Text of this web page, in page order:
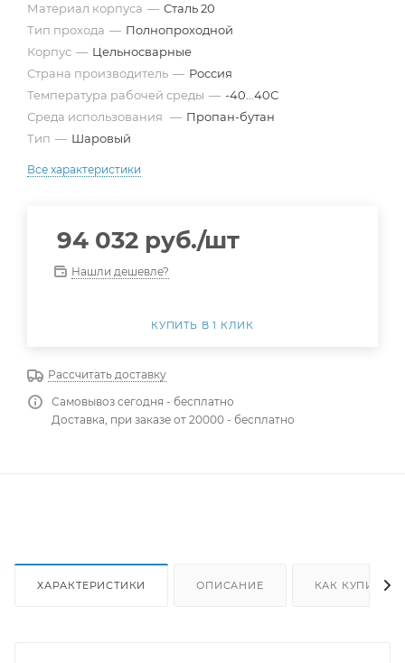
Материал корпуса — Сталь 20
Тип прохода — Полнопроходной
Корпус — Цельносварные
Страна производитель — Россия
Температура рабочей среды — -40...40С
Среда использования — Пропан-бутан
Тип — Шаровый
Все характеристики
94 032 руб./шт
Нашли дешевле?
КУПИТЬ В 1 КЛИК
Рассчитать доставку
Самовывоз сегодня - бесплатно
Доставка, при заказе от 20000 - бесплатно
ХАРАКТЕРИСТИКИ ОПИСАНИЕ КАК КУПИТЬ